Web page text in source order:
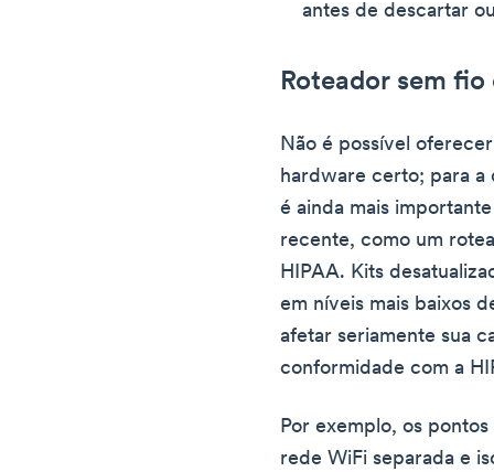
antes de descartar
Roteador sem
Não é possível
hardware certo; para a
é ainda mais
recente, como um
HIPAA. Kits
em níveis mais baixos
afetar seriamente sua
conformidade com a
Por exemplo, os
rede WiFi separada e